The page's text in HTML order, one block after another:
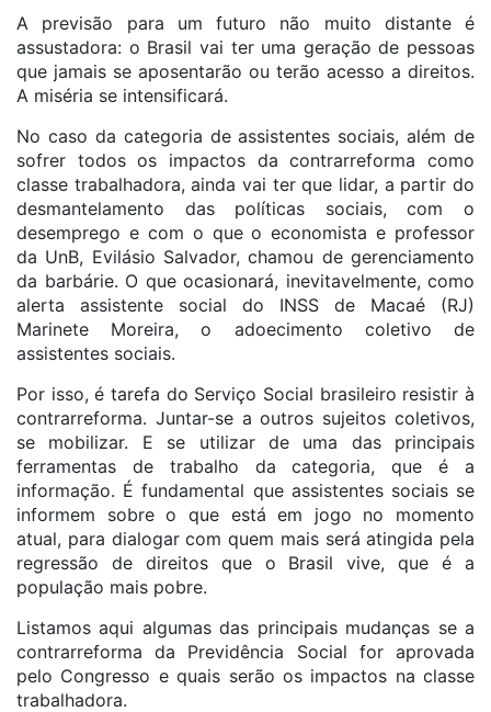
A previsão para um futuro não muito distante é
assustadora: o Brasil vai ter uma geração de pessoas
que jamais se aposentarão ou terão acesso a direitos.
A miséria se intensificará.
No caso da categoria de assistentes sociais, além de
sofrer todos os impactos da contrarreforma como
classe trabalhadora, ainda vai ter que lidar, a partir do
desmantelamento das políticas sociais, com o
desemprego e com o que o economista e professor
da UnB, Evilásio Salvador, chamou de gerenciamento
da barbárie. O que ocasionará, inevitavelmente, como
alerta assistente social do INSS de Macaé (RJ)
Marinete Moreira, o adoecimento coletivo de
assistentes sociais.
Por isso, é tarefa do Serviço Social brasileiro resistir à
contrarreforma. Juntar-se a outros sujeitos coletivos,
se mobilizar. E se utilizar de uma das principais
ferramentas de trabalho da categoria, que é a
informação. É fundamental que assistentes sociais se
informem sobre o que está em jogo no momento
atual, para dialogar com quem mais será atingida pela
regressão de direitos que o Brasil vive, que é a
população mais pobre.
Listamos aqui algumas das principais mudanças se a
contrarreforma da Previdência Social for aprovada
pelo Congresso e quais serão os impactos na classe
trabalhadora.